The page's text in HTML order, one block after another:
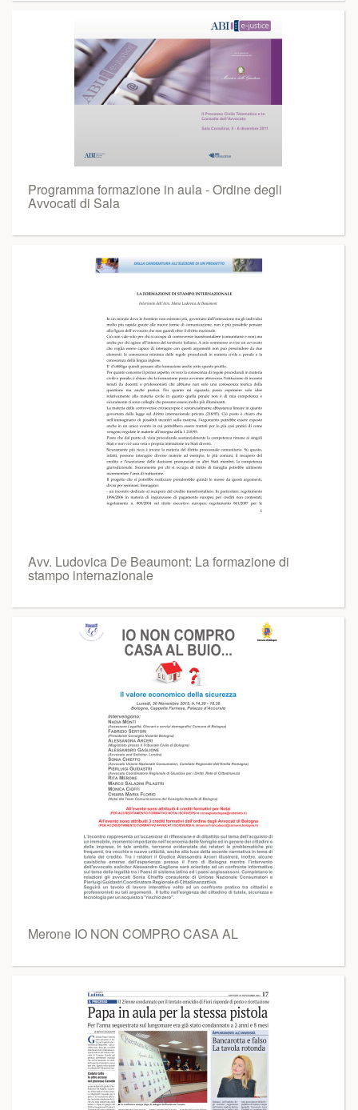
Programma formazione in aula - Ordine degli
Avvocati di Sala
Avv. Ludovica De Beaumont: La formazione di
stampo internazionale
Merone IO NON COMPRO CASA AL